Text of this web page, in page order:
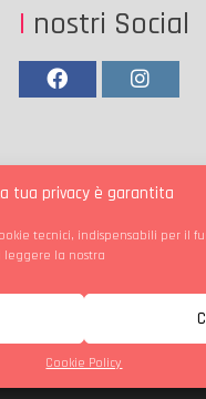
tua privacy è garantita
tecnici, indispensabili per il
leggere la nostra
Cookie Policy
I nostri Social
Contattaci